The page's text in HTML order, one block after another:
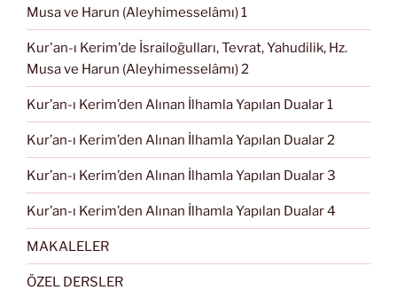
Musa ve Harun (Aleyhimesselâmı) 1
Kur'an-ı Kerim'de İsrailoğulları, Tevrat, Yahudilik, Hz.
Musa ve Harun (Aleyhimesselâmı) 2
Kur’an-ı Kerim’den Alınan İlhamla Yapılan Dualar 1
Kur’an-ı Kerim’den Alınan İlhamla Yapılan Dualar 2
Kur’an-ı Kerim’den Alınan İlhamla Yapılan Dualar 3
Kur’an-ı Kerim’den Alınan İlhamla Yapılan Dualar 4
MAKALELER
ÖZEL DERSLER